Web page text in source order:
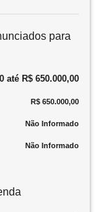
para
até R$ 650.000,00
R$ 650.000,00
Não Informado
Não Informado